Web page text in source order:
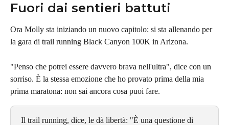
Fuori dai sentieri battuti
Ora Molly sta iniziando un nuovo capitolo: si sta allenando per
la gara di trail running Black Canyon 100K in Arizona.
"Penso che potrei essere davvero brava nell'ultra", dice con un
sorriso. È la stessa emozione che ho provato prima della mia
prima maratona: non sai ancora cosa puoi fare.
Il trail running, dice, le dà libertà: "È una questione di